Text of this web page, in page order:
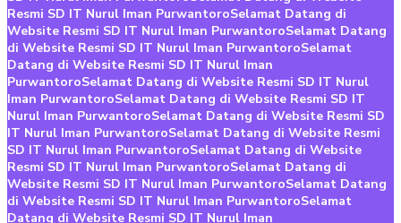
Resmi SD IT Nurul Iman PurwantoroSelamat Datang di
Website Resmi SD IT Nurul Iman PurwantoroSelamat Datang
di Website Resmi SD IT Nurul Iman PurwantoroSelamat
Datang di Website Resmi SD IT Nurul Iman
PurwantoroSelamat Datang di Website Resmi SD IT Nurul
Iman PurwantoroSelamat Datang di Website Resmi SD IT
Nurul Iman PurwantoroSelamat Datang di Website Resmi SD
IT Nurul Iman PurwantoroSelamat Datang di Website Resmi
SD IT Nurul Iman PurwantoroSelamat Datang di Website
Resmi SD IT Nurul Iman PurwantoroSelamat Datang di
Website Resmi SD IT Nurul Iman PurwantoroSelamat Datang
di Website Resmi SD IT Nurul Iman PurwantoroSelamat
Datang di Website Resmi SD IT Nurul Iman